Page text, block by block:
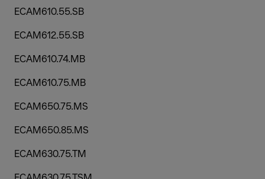
ECAM610.55.SB
ECAM612.55.SB
ECAM610.74.MB
ECAM610.75.MB
ECAM650.75.MS
ECAM650.85.MS
ECAM630.75.TM